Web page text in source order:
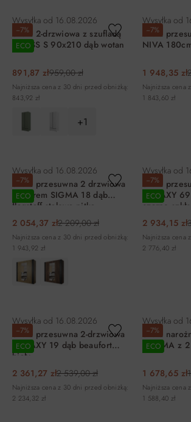
−7%
ECO
Wysyłka od 16.08.2026
Szafa 2-drzwiowa z szufladą
CROSS S 90x210 dąb wotan
891,87 zł959,00 zł
Najniższa cena z 30 dni przed obniżką:
843,92 zł
+1
−7%
Wysyłka od
Szafa
NIVA
1 948,35 zł
Najniższa cena
1 843,60 zł
−7%
ECO
Wysyłka od 16.08.2026
Szafa przesuwna 2 drzwiowa
z lustrem SIGMA 18 dąb
flagstaff stalowa nitka
2 054,37 zł2 209,00 zł
Najniższa cena z 30 dni przed obniżką:
1 943,92 zł
−7%
ECO
Wysyłka od
Szafa
GALAXY
czarne szkło
2 934,15 zł
Najniższa cena
2 776,40 zł
−7%
ECO
Wysyłka od 16.08.2026
Szafa przesuwna 2-drzwiowa
GALAXY 19 dąb beaufort
biały
2 361,27 zł2 539,00 zł
Najniższa cena z 30 dni przed obniżką:
2 234,32 zł
−7%
ECO
Wysyłka od
Szafa
OPTIMA z
1 678,65 zł
Najniższa cena
1 588,40 zł